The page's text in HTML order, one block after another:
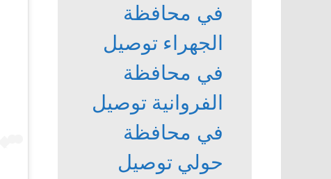
في محافظة
الجهراء توصيل
في محافظة
الفروانية توصيل
في محافظة
حولي توصيل